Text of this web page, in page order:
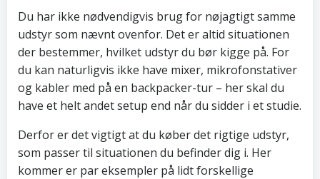
Du har ikke nødvendigvis brug for nøjagtigt samme
udstyr som nævnt ovenfor. Det er altid situationen
der bestemmer, hvilket udstyr du bør kigge på. For
du kan naturligvis ikke have mixer, mikrofonstativer
og kabler med på en backpacker-tur – her skal du
have et helt andet setup end når du sidder i et studie.
Derfor er det vigtigt at du køber det rigtige udstyr,
som passer til situationen du befinder dig i. Her
kommer er par eksempler på lidt forskellige